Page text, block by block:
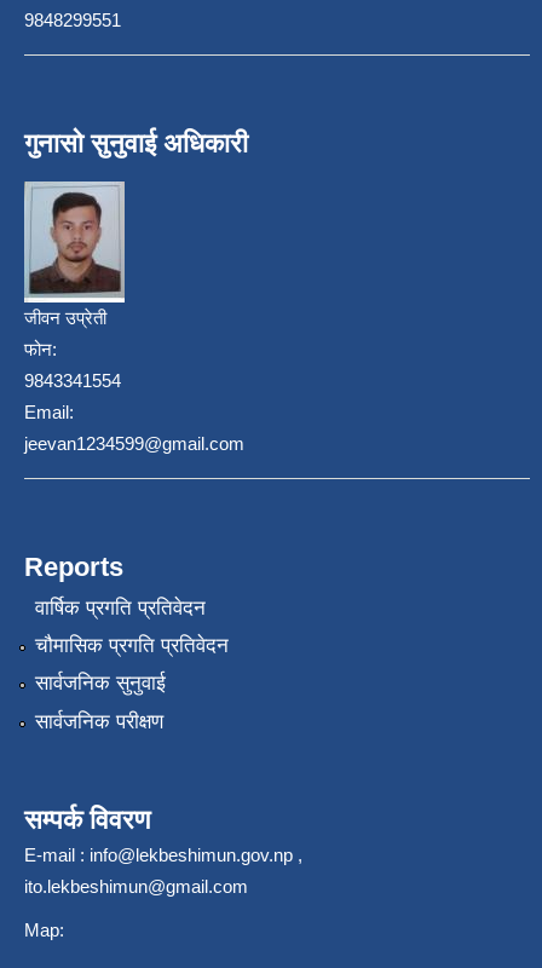
9848299551
गुनासो सुनुवाई अधिकारी
जीवन उप्रेती
फोन:
9843341554
Email:
jeevan1234599@gmail.com
Reports
वार्षिक प्रगति प्रतिवेदन
चौमासिक प्रगति प्रतिवेदन
सार्वजनिक सुनुवाई
सार्वजनिक परीक्षण
सम्पर्क विवरण
E-mail : info@lekbeshimun.gov.np ,
ito.lekbeshimun@gmail.com
Map: